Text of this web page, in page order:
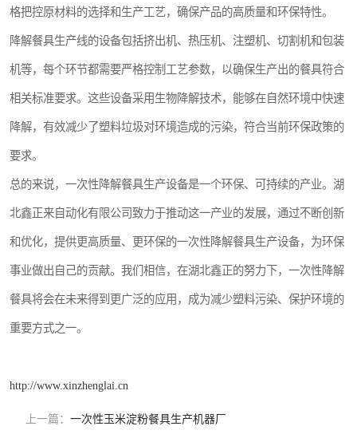
格把控原材料的选择和生产工艺，确保产品的高质量和环保特性。
降解餐具生产线的设备包括挤出机、热压机、注塑机、切割机和包装
机等，每个环节都需要严格控制工艺参数，以确保生产出的餐具符合
相关标准要求。这些设备采用生物降解技术，能够在自然环境中快速
降解，有效减少了塑料垃圾对环境造成的污染，符合当前环保政策的
要求。
总的来说，一次性降解餐具生产设备是一个环保、可持续的产业。湖
北鑫正来自动化有限公司致力于推动这一产业的发展，通过不断创新
和优化，提供更高质量、更环保的一次性降解餐具生产设备，为环保
事业做出自己的贡献。我们相信，在湖北鑫正的努力下，一次性降解
餐具将会在未来得到更广泛的应用，成为减少塑料污染、保护环境的
重要方式之一。
http://www.xinzhenglai.cn
上一篇： 一次性玉米淀粉餐具生产机器厂